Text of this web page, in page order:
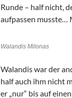
Runde – half nicht,
aufpassen musste…
Walandis Milonas
Walandis war der
half auch ihm nicht
er „nur“ bis auf